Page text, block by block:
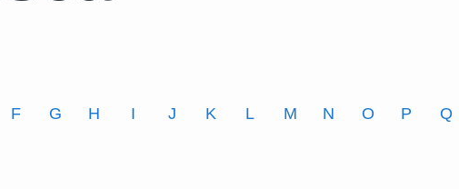
F G H I J K L M N O P Q